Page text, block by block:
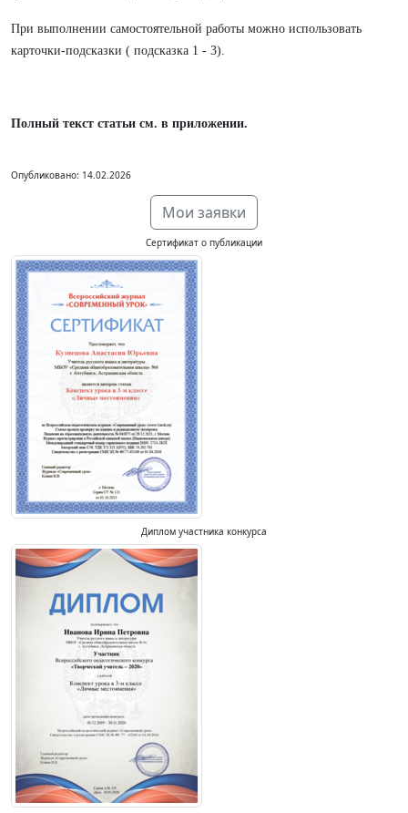
При выполнении самостоятельной работы можно использовать
карточки-подсказки ( подсказка 1 - 3).
Полный текст статьи см. в приложении.
Опубликовано: 14.02.2026
Мои заявки
Сертификат о публикации
Диплом участника конкурса